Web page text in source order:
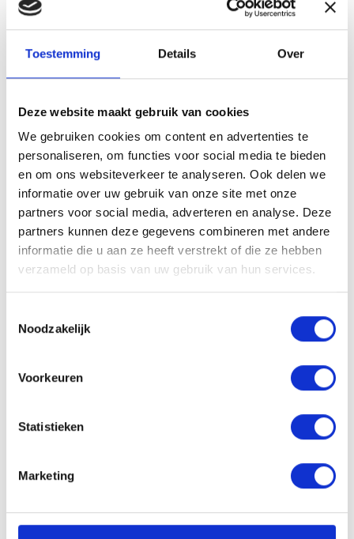
Toestemming Details Over
Deze website maakt gebruik van cookies
We gebruiken cookies om content en advertenties te
personaliseren, om functies voor social media te bieden
en om ons websiteverkeer te analyseren. Ook delen we
informatie over uw gebruik van onze site met onze
partners voor social media, adverteren en analyse. Deze
partners kunnen deze gegevens combineren met andere
informatie die u aan ze heeft verstrekt of die ze hebben
verzameld op basis van uw gebruik van hun services.
Noodzakelijk
Voorkeuren
Statistieken
Marketing
Bram Maters
Lokale Partner Wijchen
bram@lokaal-werkt.nl
06-10501870
Sollicitatieprocedure